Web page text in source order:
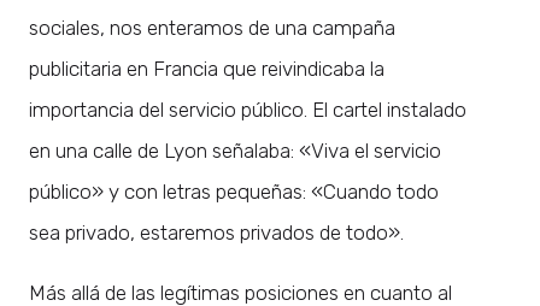
sociales, nos enteramos de una campaña
publicitaria en Francia que reivindicaba la
importancia del servicio público. El cartel instalado
en una calle de Lyon señalaba: «Viva el servicio
público» y con letras pequeñas: «Cuando todo
sea privado, estaremos privados de todo».
Más allá de las legítimas posiciones en cuanto al